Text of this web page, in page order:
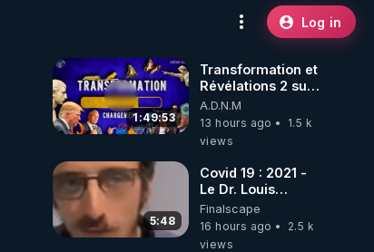
Log in
1:49:53
Transformation et
Révélations 2 sur
2 - live du
07/08/26
A.D.N.M
13 hours ago
1.5 k
views
5:48
Covid 19 : 2021 -
Le Dr. Louis
Fouché renverse
le plateau de
CNews !
Finalscape
16 hours ago
2.5 k
views